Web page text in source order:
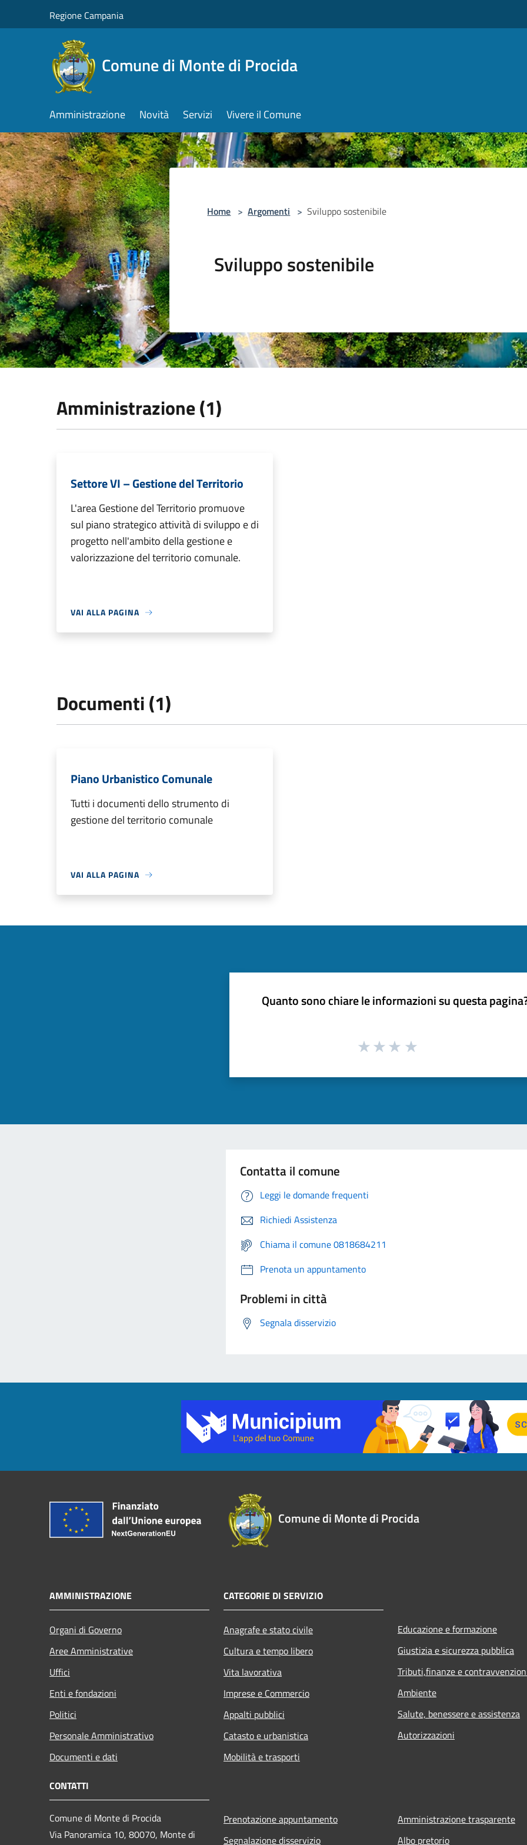
Regione Campania
Comune di Monte di Procida
Amministrazione Novità Servizi Vivere il Comune
Home > Argomenti > Sviluppo sostenibile
Sviluppo sostenibile
Amministrazione (1)
Settore VI – Gestione del Territorio
L'area Gestione del Territorio promuove
sul piano strategico attività di sviluppo e di
progetto nell'ambito della gestione e
valorizzazione del territorio comunale.
VAI ALLA PAGINA
Documenti (1)
Piano Urbanistico Comunale
Tutti i documenti dello strumento di
gestione del territorio comunale
VAI ALLA PAGINA
Quanto sono chiare le informazioni su questa
Contatta il comune
Leggi le domande frequenti
Richiedi Assistenza
Chiama il comune 0818684211
Prenota un appuntamento
Problemi in città
Segnala disservizio
Comune di Monte di Procida
AMMINISTRAZIONE
Organi di Governo
Aree Amministrative
Uffici
Enti e fondazioni
Politici
Personale Amministrativo
Documenti e dati
CATEGORIE DI SERVIZIO
Anagrafe e stato civile
Cultura e tempo libero
Vita lavorativa
Imprese e Commercio
Appalti pubblici
Catasto e urbanistica
Mobilità e trasporti
Educazione e formazione
Giustizia e sicurezza pubblica
Tributi,finanze e
Ambiente
Salute, benessere e assistenza
Autorizzazioni
CONTATTI
Comune di Monte di Procida
Via Panoramica 10, 80070, Monte di
Prenotazione appuntamento
Segnalazione disservizio
Amministrazione trasparente
Albo pretorio